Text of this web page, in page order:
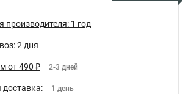
производителя: 1 год
2 дня
от 490 ₽ 2-3 дней
1 день